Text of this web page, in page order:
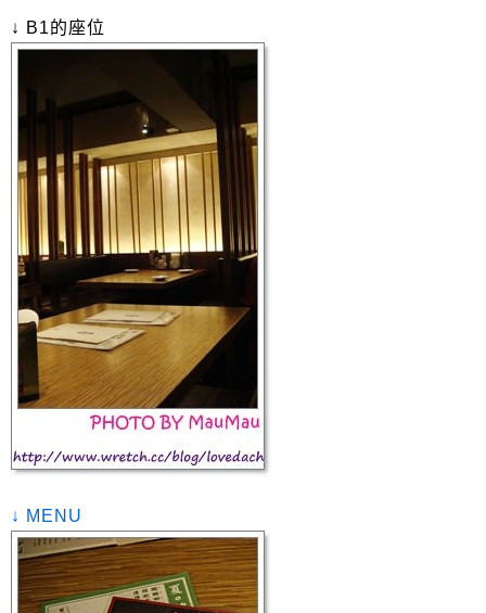
↓ B1的座位
↓ MENU